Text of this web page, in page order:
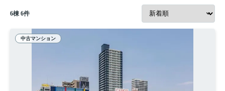
6棟 6件
中古マンション